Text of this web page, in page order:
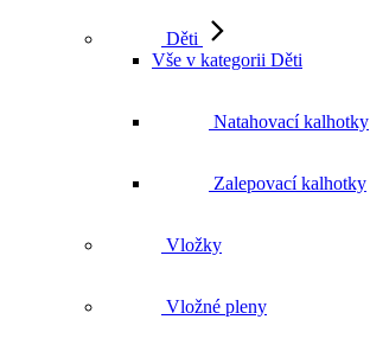
Děti
Vše v kategorii Děti
Natahovací kalhotky
Zalepovací kalhotky
Vložky
Vložné pleny